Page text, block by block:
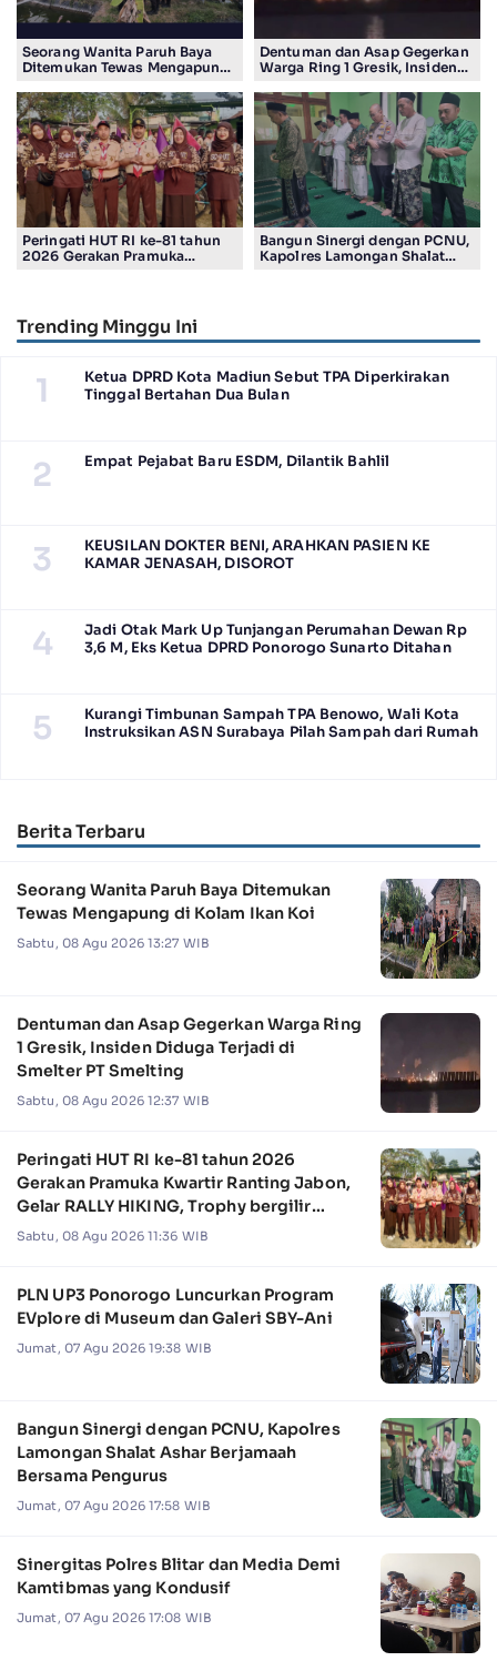
Seorang Wanita Paruh Baya
Ditemukan Tewas Mengapung
Dentuman dan Asap Gegerkan
Warga Ring 1 Gresik, Insiden
Smelting
Peringati HUT RI ke-81 tahun
2026 Gerakan Pramuka
Bangun Sinergi dengan PCNU,
Kapolres Lamongan Shalat
Trending Minggu Ini
1
Ketua DPRD Kota Madiun Sebut TPA Diperkirakan
Tinggal Bertahan Dua Bulan
2 Empat Pejabat Baru ESDM, Dilantik Bahlil
3
KEUSILAN DOKTER BENI, ARAHKAN PASIEN KE
KAMAR JENASAH, DISOROT
4
Jadi Otak Mark Up Tunjangan Perumahan Dewan Rp
3,6 M, Eks Ketua DPRD Ponorogo Sunarto Ditahan
5
Kurangi Timbunan Sampah TPA Benowo, Wali Kota
Instruksikan ASN Surabaya Pilah Sampah dari Rumah
Berita Terbaru
Seorang Wanita Paruh Baya Ditemukan
Tewas Mengapung di Kolam Ikan Koi
Sabtu, 08 Agu 2026 13:27 WIB
Dentuman dan Asap Gegerkan Warga Ring
1 Gresik, Insiden Diduga Terjadi di
Smelter PT Smelting
Sabtu, 08 Agu 2026 12:37 WIB
Peringati HUT RI ke-81 tahun 2026
Gerakan Pramuka Kwartir Ranting Jabon,
Gelar RALLY HIKING, Trophy bergilir
Camat Jabon
Sabtu, 08 Agu 2026 11:36 WIB
PLN UP3 Ponorogo Luncurkan Program
EVplore di Museum dan Galeri SBY-Ani
Jumat, 07 Agu 2026 19:38 WIB
Bangun Sinergi dengan PCNU, Kapolres
Lamongan Shalat Ashar Berjamaah
Bersama Pengurus
Jumat, 07 Agu 2026 17:58 WIB
Sinergitas Polres Blitar dan Media Demi
Kamtibmas yang Kondusif
Jumat, 07 Agu 2026 17:08 WIB